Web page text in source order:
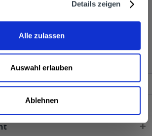
Details zeigen
Alle zulassen
Auswahl erlauben
Ablehnen
in den folgenden Regionen,